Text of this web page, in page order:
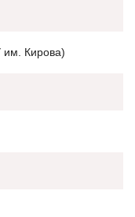
Кирова)